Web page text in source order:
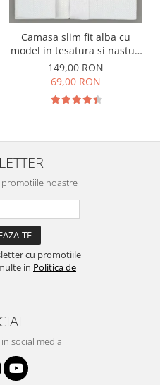
Camasa slim fit alba cu
model in tesatura si nasturi
ascunsi
149,00 RON
69,00 RON
noastre
cu promotiile
in Politica de
social media